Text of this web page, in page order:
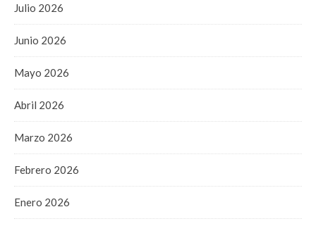
Julio 2026
Junio 2026
Mayo 2026
Abril 2026
Marzo 2026
Febrero 2026
Enero 2026